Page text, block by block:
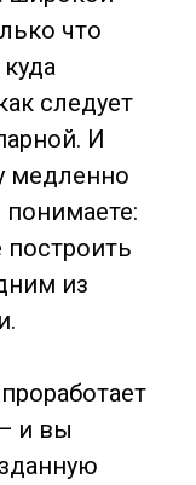
что
следует
И
медленно
понимаете:
из
и вы